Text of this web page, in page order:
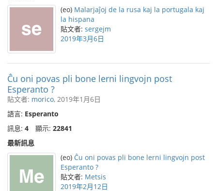
(eo) Malarjaĵoj de la rusa kaj la portugala kaj
la hispana
貼文者: sergejm
2019年3月6日
Ĉu oni povas pli bone lerni lingvojn post
Esperanto ?
貼文者: morico, 2019年1月6日
語言: Esperanto
訊息: 4 顯示: 22841
最新訊息
(eo) Ĉu oni povas pli bone lerni lingvojn post
Esperanto ?
貼文者: Metsis
2019年2月12日